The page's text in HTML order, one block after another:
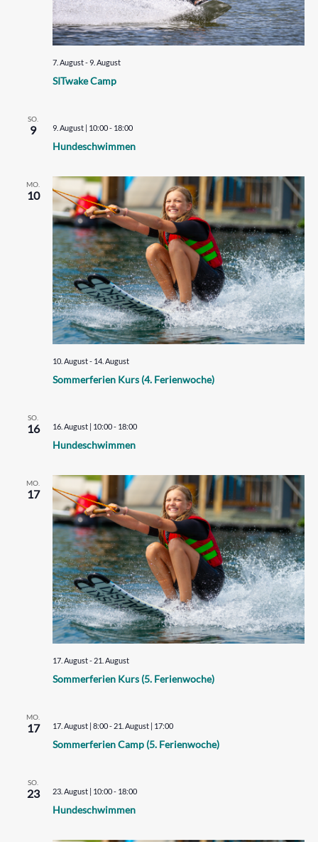
N
-
A
T
I
O
N
U
N
H
T
E
N
-
N
A
V
I
SITwake Camp
7. August-9. August
SO.
9
Hundeschwimmen
9. August | 10:00- 18:00
MO.
10
Sommerferien Kurs (4. Ferienwoche)
10. August- 14. August
SO.
16
Hundeschwimmen
16. August | 10:00- 18:00
MO.
17
Sommerferien Kurs (5. Ferienwoche)
17. August- 21. August
MO.
17
Sommerferien Camp (5. Ferienwoche)
17. August | 8:00- 21. August | 17:00
SO.
23
Hundeschwimmen
23. August | 10:00- 18:00